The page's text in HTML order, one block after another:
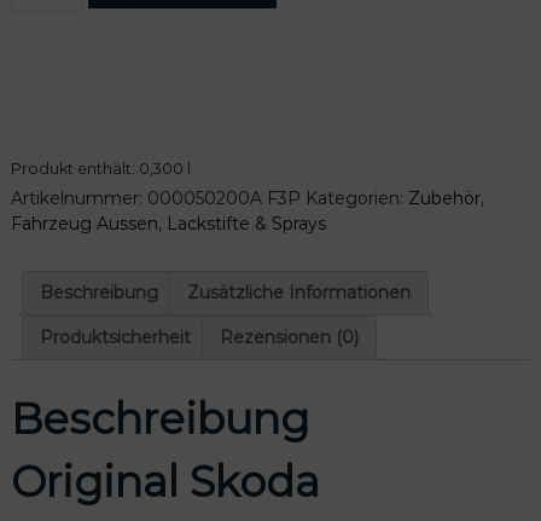
S
k
o
s
p
a
Produkt enthält: 0,300
Artikelnummer: 000050200A F3P Kategorien: Zubehör,
Fahrzeug Aussen, Lackstifte & Sprays
Beschreibung Zusätzliche Informationen
Produktsicherheit Rezensionen (0)
Beschreibung
Original Skoda